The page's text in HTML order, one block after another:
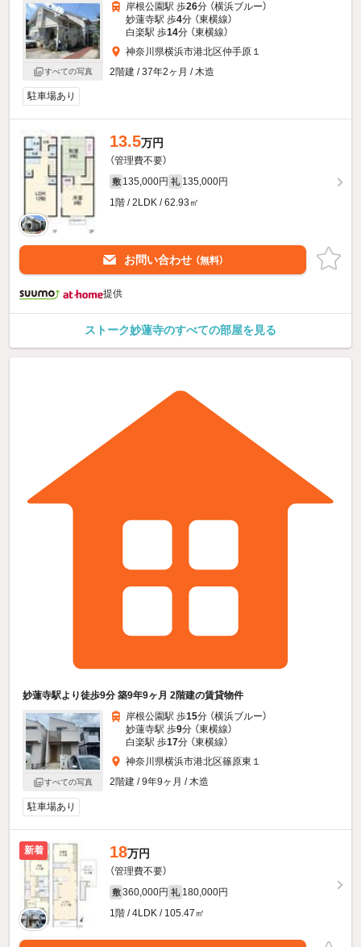
すべての写真
岸根公園駅 歩26分 （横浜ブルー）
妙蓮寺駅 歩4分 （東横線）
白楽駅 歩14分 （東横線）
神奈川県横浜市港北区仲手原１
2階建 / 37年2ヶ月 / 木造
駐車場あり
13.5万円
（管理費不要）
敷 135,000円 礼 135,000円
1階 / 2LDK / 62.93㎡
お問い合わせ （無料）
提供
ストーク妙蓮寺のすべての部屋を見る
妙蓮寺駅より徒歩9分 築9年9ヶ月 2階建の賃貸物件
すべての写真
岸根公園駅 歩15分 （横浜ブルー）
妙蓮寺駅 歩9分 （東横線）
白楽駅 歩17分 （東横線）
神奈川県横浜市港北区篠原東１
2階建 / 9年9ヶ月 / 木造
駐車場あり
新着 18万円
（管理費不要）
敷 360,000円 礼 180,000円
1階 / 4LDK / 105.47㎡